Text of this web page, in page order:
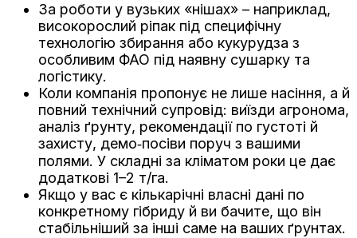
За роботи у вузьких «нішах» – наприклад,
високорослий ріпак під специфічну
технологію збирання або кукурудза з
особливим ФАО під наявну сушарку та
логістику.
Коли компанія пропонує не лише насіння, а й
повний технічний супровід: виїзди агронома,
аналіз ґрунту, рекомендації по густоті й
захисту, демо‑посіви поруч з вашими
полями. У складні за кліматом роки це дає
додаткові 1–2 т/га.
Якщо у вас є кількарічні власні дані по
конкретному гібриду й ви бачите, що він
стабільніший за інші саме на ваших ґрунтах.